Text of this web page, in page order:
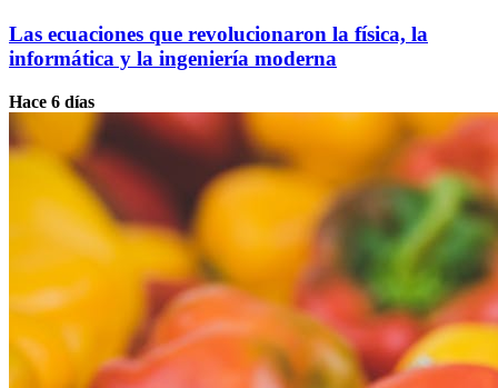
Las ecuaciones que revolucionaron la física, la
informática y la ingeniería moderna
Hace 6 días